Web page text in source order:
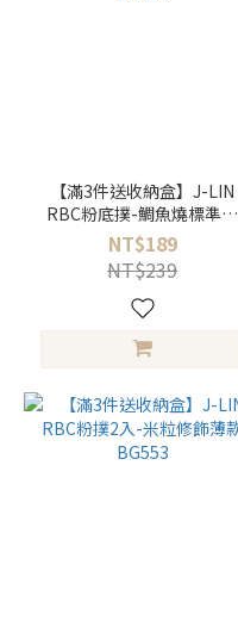
【滿3件送收納盒】J-LIN
RBC粉底撲-鯛魚燒標準款
BG556
NT$189
NT$239